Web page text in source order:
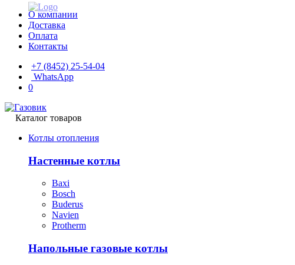
О компании
Доставка
Оплата
Контакты
+7 (8452) 25-54-04
WhatsApp
0
Каталог товаров
Котлы отопления
Настенные котлы
Baxi
Bosch
Buderus
Navien
Protherm
Напольные газовые котлы